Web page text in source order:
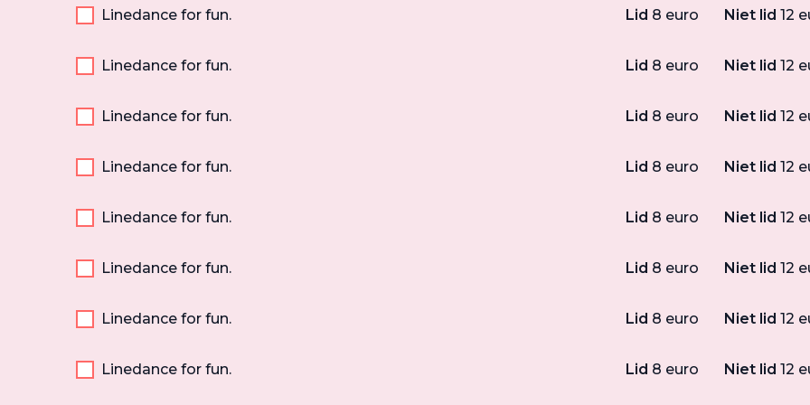
Linedance for fun. Lid 8 euro Niet lid 12
Linedance for fun. Lid 8 euro Niet lid 12
Linedance for fun. Lid 8 euro Niet lid 12
Linedance for fun. Lid 8 euro Niet lid 12
Linedance for fun. Lid 8 euro Niet lid 12
Linedance for fun. Lid 8 euro Niet lid 12
Linedance for fun. Lid 8 euro Niet lid 12
Linedance for fun. Lid 8 euro Niet lid 12